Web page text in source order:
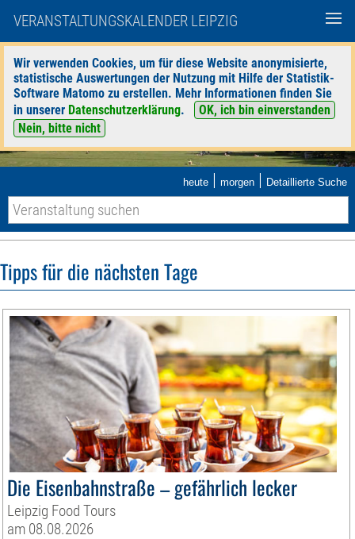
VERANSTALTUNGSKALENDER LEIPZIG
Wir verwenden Cookies, um für diese Website anonymisierte,
statistische Auswertungen der Nutzung mit Hilfe der Statistik-
Software Matomo zu erstellen. Mehr Informationen finden Sie
in unserer Datenschutzerklärung.
OK, ich bin einverstanden
Nein, bitte nicht
heute | morgen | Detaillierte Suche
Tipps für die nächsten Tage
Die Eisenbahnstraße – gefährlich lecker
Leipzig Food Tours
am 08.08.2026